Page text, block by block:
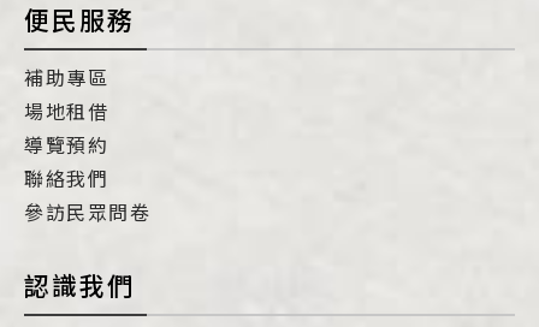
便民服務
補助專區
場地租借
導覽預約
聯絡我們
參訪民眾問卷
認識我們